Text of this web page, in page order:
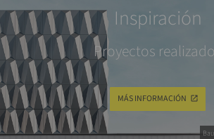
Inspiración
Proyectos
MÁS INFORMACIÓN